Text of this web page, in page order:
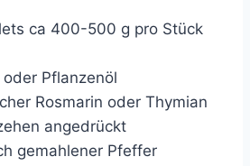
ca 400-500 g pro Stück
oder Pflanzenöl
Rosmarin oder Thymian
angedrückt
gemahlener Pfeffer